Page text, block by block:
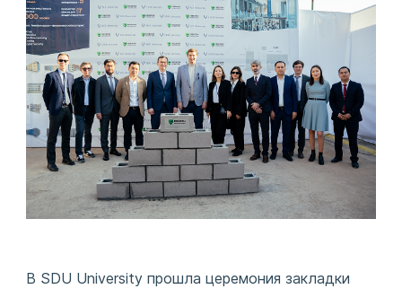
В SDU University прошла церемония закладки